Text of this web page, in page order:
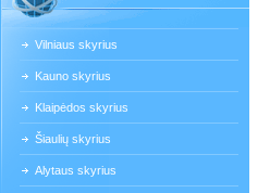
Vilniaus skyrius
Kauno skyrius
Klaipėdos skyrius
Šiaulių skyrius
Alytaus skyrius